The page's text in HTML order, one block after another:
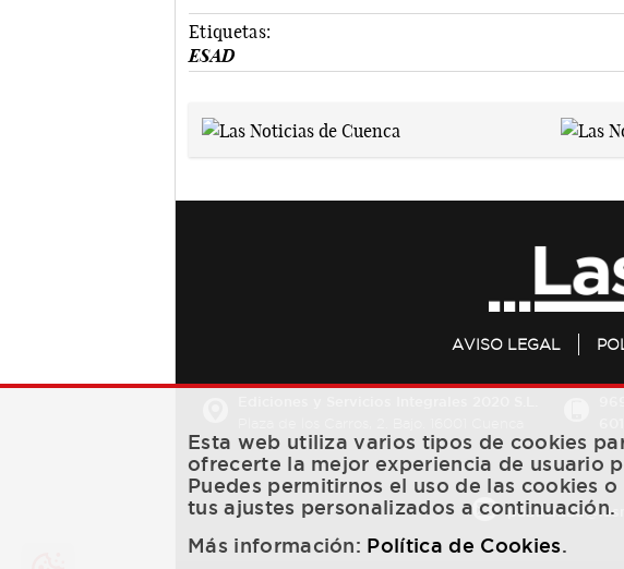
Etiquetas:
ESAD
AVISO LEGAL
Esta web utiliza varios tipos de cookies
ofrecerte la mejor experiencia de usuario
Puedes permitirnos el uso de las cookies o
tus ajustes personalizados a continuación.
Más información: Política de Cookies.